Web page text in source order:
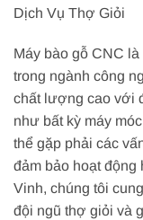
Dịch Vụ Thợ Giỏi
Máy bào gỗ CNC
trong ngành công
chất lượng cao với
như bất kỳ máy
thể gặp phải các
đảm bảo hoạt động
Vinh, chúng tôi
đội ngũ thợ giỏi và